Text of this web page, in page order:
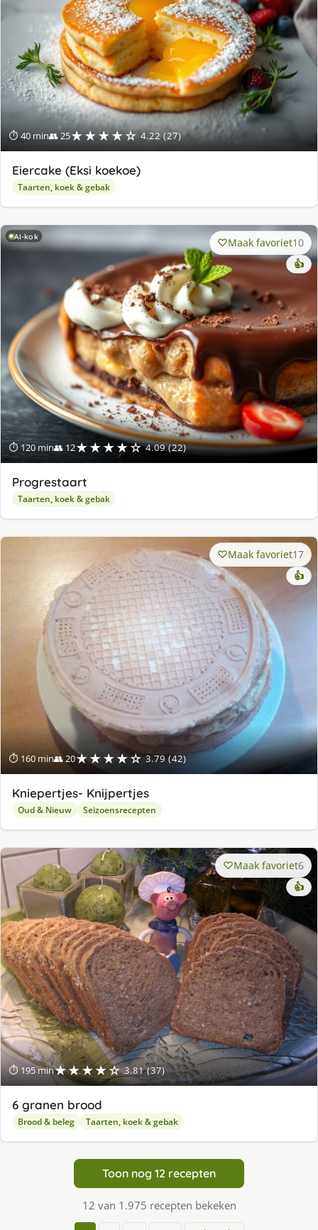
⏱ 40 min👥 25★★★★☆ 4.22 (27)
Eiercake (Eksi koekoe)
Taarten, koek & gebak
AI-kok
⏱ 120 min👥 12★★★★☆ 4.09 (22)
Maak favoriet10
👍
Progrestaart
Taarten, koek & gebak
⏱ 160 min👥 20★★★★☆ 3.79 (42)
Maak favoriet17
👍
Kniepertjes- Knijpertjes
Oud & Nieuw Seizoensrecepten
⏱ 195 min★★★★☆ 3.81 (37)
Maak favoriet6
👍
6 granen brood
Brood & beleg Taarten, koek & gebak
Toon nog 12 recepten
12 van 1.975 recepten bekeken